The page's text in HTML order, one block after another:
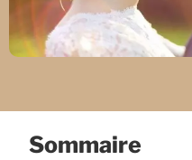
Sommaire